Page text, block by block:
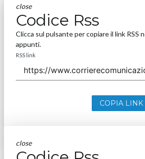
close
Codice Rss
Clicca sul pulsante per copiare il link RSS
appunti.
RSS link
COPIA LINK
close